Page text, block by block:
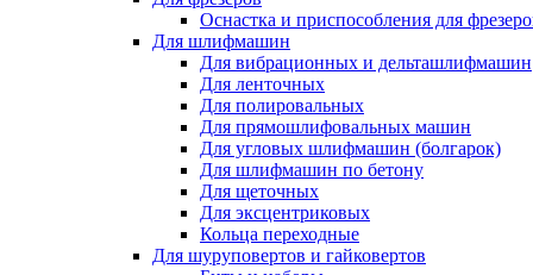
Оснастка и приспособления для
Для шлифмашин
Для вибрационных и дельташлифмашин
Для ленточных
Для полировальных
Для прямошлифовальных машин
Для угловых шлифмашин (болгарок)
Для шлифмашин по бетону
Для щеточных
Для эксцентриковых
Кольца переходные
Для шуруповертов и гайковертов